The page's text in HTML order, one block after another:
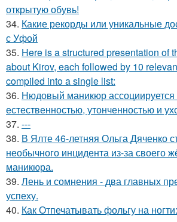
открытую обувь!
34. Какие рекорды или уникальные
с Уфой
35. Here is a structured presentation of
about Kirov, each followed by 10
compiled into a single list:
36. Нюдовый маникюр ассоциируется
естественностью, утонченностью и
37. ---
38. В Ялте 46-летняя Ольга Дяченко
необычного инцидента из-за своего
маникюра.
39. Лень и сомнения - два главных
успеху.
40. Как Отпечатывать фольгу на